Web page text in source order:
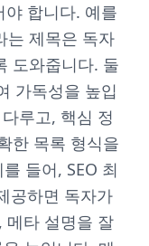
합니다. 예를
는 제목은 독자
도와줍니다. 둘
가독성을 높입
루고, 핵심 정
한 목록 형식을
들어, SEO 최
공하면 독자가
메타 설명을 잘